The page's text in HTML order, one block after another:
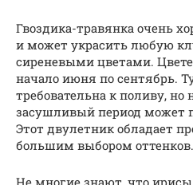
Гвоздика-травянка очень
и может украсить любую
сиреневыми цветами.
начало июня по сентябрь.
требовательна к поливу,
засушливый период может
Этот двулетник обладает
большим выбором оттенков.
Не многие знают, что